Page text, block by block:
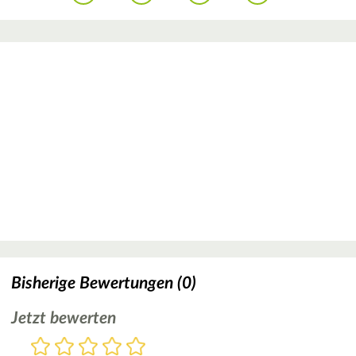
Bisherige Bewertungen (0)
Jetzt bewerten
Bewertung
5
4
3
2
1